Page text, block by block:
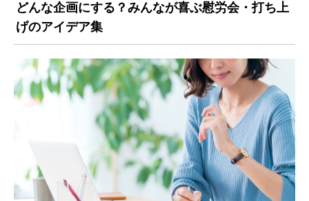
どんな企画にする？みんなが喜ぶ慰労会・打ち上
げのアイデア集